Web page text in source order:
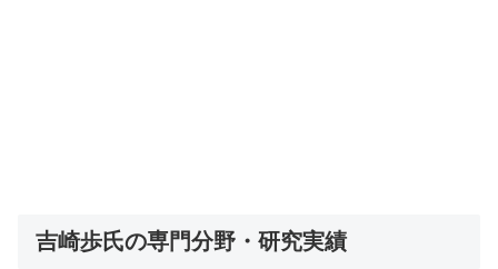
吉崎歩氏の専門分野・研究実績